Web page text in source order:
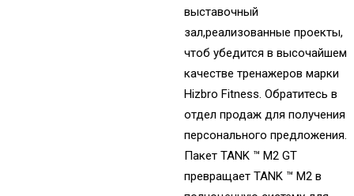
выставочный
зал,реализованные проекты,
чтоб убедится в высочайшем
качестве тренажеров марки
Hizbro Fitness. Обратитесь в
отдел продаж для получения
персонального предложения.
Пакет TANK ™ M2 GT
превращает TANK ™ M2 в